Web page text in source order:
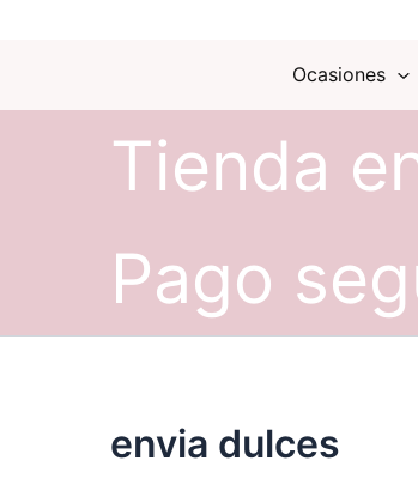
Ocasiones
Tienda
Pago
envia dulces